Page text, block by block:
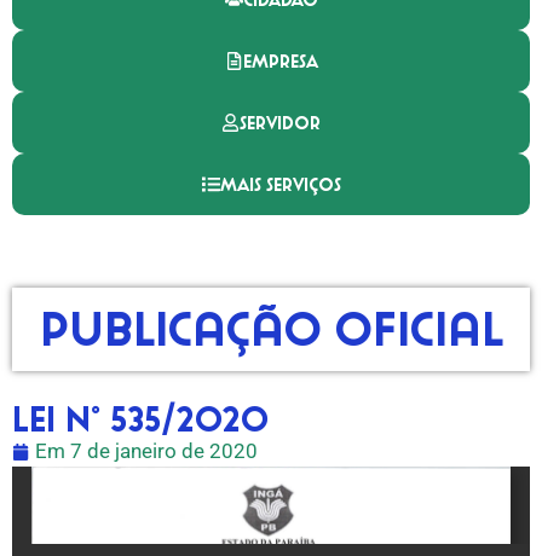
EMPRESA
SERVIDOR
MAIS SERVIÇOS
Publicação Oficial
LEI N° 535/2020
Em 7 de janeiro de 2020